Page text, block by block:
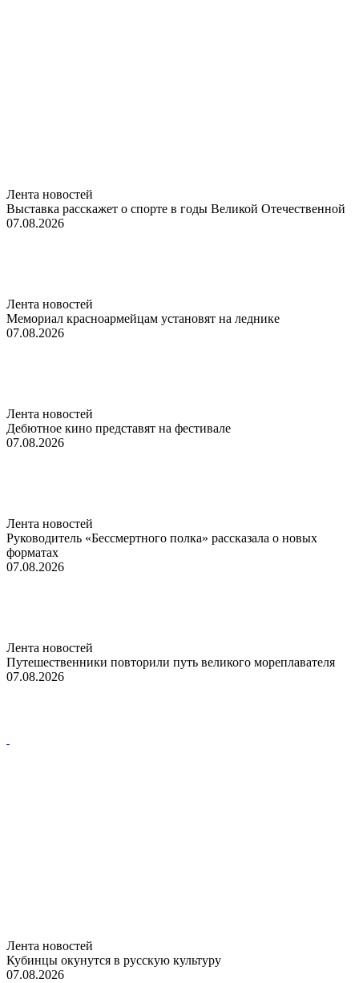
Лента новостей
Выставка расскажет о спорте в годы Великой Отечественной
07.08.2026
Лента новостей
Мемориал красноармейцам установят на леднике
07.08.2026
Лента новостей
Дебютное кино представят на фестивале
07.08.2026
Лента новостей
Руководитель «Бессмертного полка» рассказала о новых
форматах
07.08.2026
Лента новостей
Путешественники повторили путь великого мореплавателя
07.08.2026
Лента новостей
Кубинцы окунутся в русскую культуру
07.08.2026